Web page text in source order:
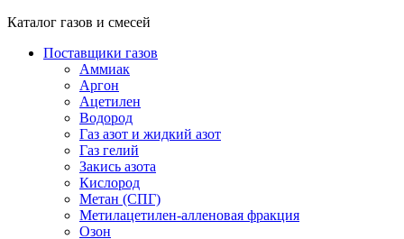
Каталог газов и смесей
Поставщики газов
Аммиак
Аргон
Ацетилен
Водород
Газ азот и жидкий азот
Газ гелий
Закись азота
Кислород
Метан (СПГ)
Метилацетилен-алленовая фракция
Озон